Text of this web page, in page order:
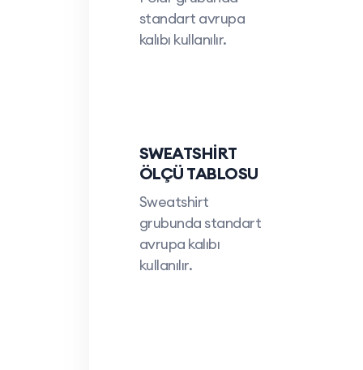
standart avrupa
kalıbı kullanılır.
SWEATSHİRT
ÖLÇÜ TABLOSU
Sweatshirt
grubunda standart
avrupa kalıbı
kullanılır.